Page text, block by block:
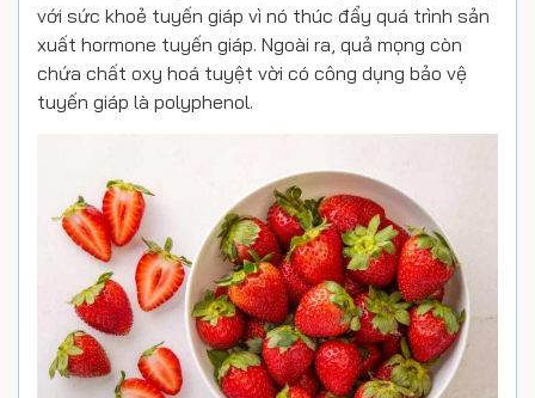
với sức khoẻ tuyến giáp vì nó thúc đẩy quá trình sản
xuất hormone tuyến giáp. Ngoài ra, quả mọng còn
chứa chất oxy hoá tuyệt vời có công dụng bảo vệ
tuyến giáp là polyphenol.